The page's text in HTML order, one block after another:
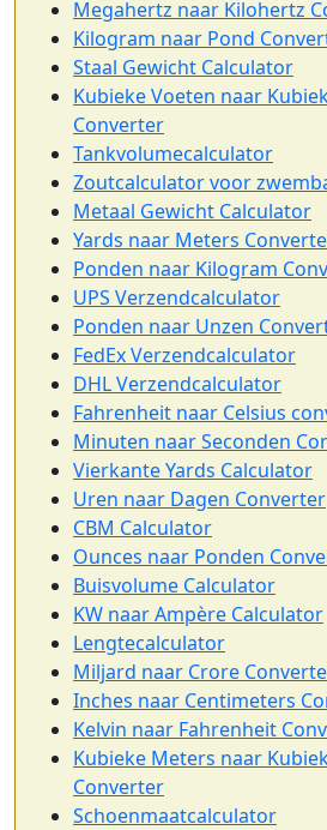
Megahertz naar Kilohertz
Kilogram naar Pond
Staal Gewicht Calculator
Kubieke Voeten naar
Converter
Tankvolumecalculator
Zoutcalculator voor
Metaal Gewicht Calculator
Yards naar Meters
Ponden naar Kilogram
UPS Verzendcalculator
Ponden naar Unzen
FedEx Verzendcalculator
DHL Verzendcalculator
Fahrenheit naar Celsius
Minuten naar Seconden
Vierkante Yards Calculator
Uren naar Dagen Converter
CBM Calculator
Ounces naar Ponden
Buisvolume Calculator
KW naar Ampère Calculator
Lengtecalculator
Miljard naar Crore
Inches naar Centimeters
Kelvin naar Fahrenheit
Kubieke Meters naar
Converter
Schoenmaatcalculator